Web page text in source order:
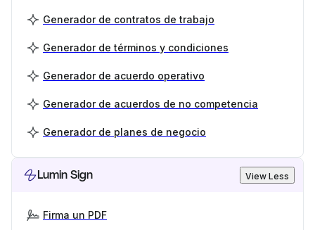
Generador de contratos de trabajo
Generador de términos y condiciones
Generador de acuerdo operativo
Generador de acuerdos de no competencia
Generador de planes de negocio
Lumin Sign View Less
Firma un PDF